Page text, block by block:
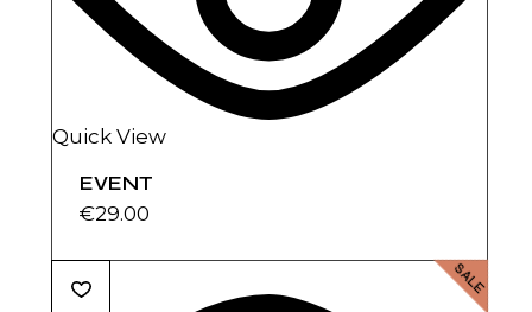
Quick View
EVENT
€29.00
SALE